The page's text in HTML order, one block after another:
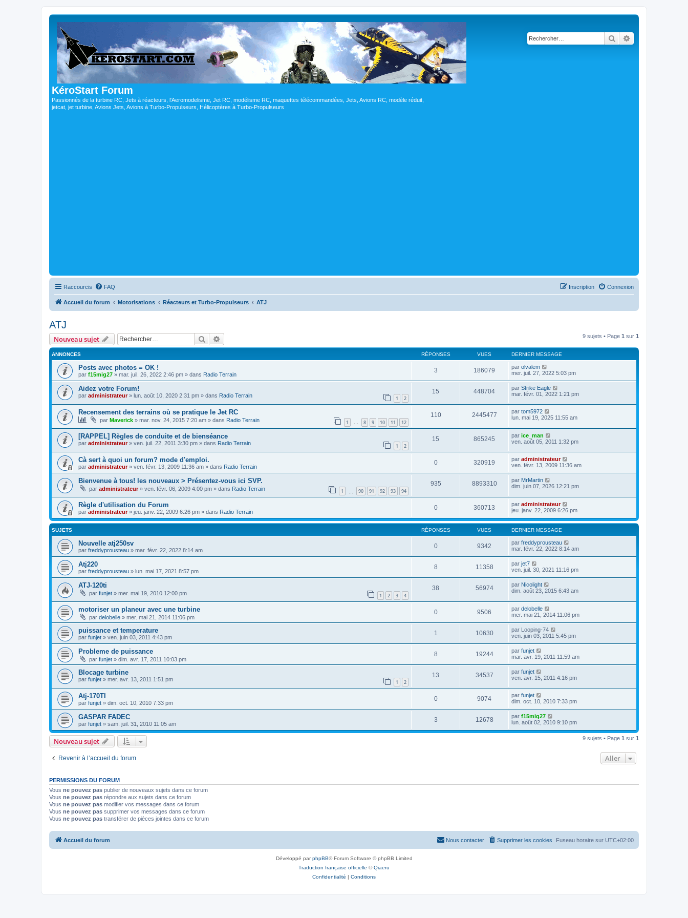
KéroStart Forum
Passionnés de la turbine RC, Jets à réacteurs, l'Aeromodelisme, Jet RC, modélisme RC, maquettes télécommandées, Jets, Avions RC, modèle réduit,
jetcat, jet turbine, Avions Jets, Avions à Turbo-Propulseurs, Hélicoptères à Turbo-Propulseurs
Rechercher
Raccourcis FAQ Connexion
Inscription
Accueil du forum Motorisations Réacteurs et Turbo-Propulseurs ATJ
ATJ
Nouveau sujet Rechercher 9 sujets • Page 1 sur 1
ANNONCES RÉPONSES VUES DERNIER MESSAGE
Posts avec photos = OK !
par f15mig27 » mar. juil. 26, 2022 2:46 pm » dans Radio Terrain
3 186079 par olvalem
mer. juil. 27, 2022 5:03 pm
Aidez votre Forum!
par administrateur» lun. août 10, 2020 2:31 pm » dans Radio Terrain 1 2
15 448704 par Strike Eagle
mar. févr. 01, 2022 1:21 pm
Recensement des terrains où se pratique le Jet RC
par Maverick » mar. nov. 24, 2015 7:20 am » dans Radio Terrain 1 … 8 9 10 11 12
110 2445477 par tom5972
lun. mai 19, 2025 11:55 am
[RAPPEL] Règles de conduite et de bienséance
par administrateur» ven. juil. 22, 2011 3:30 pm » dans Radio Terrain 1 2
15 865245 par ice_man
ven. août 05, 2011 1:32 pm
Cà sert à quoi un forum? mode d'emploi.
par administrateur» ven. févr. 13, 2009 11:36 am » dans Radio Terrain
0 320919 par administrateur
ven. févr. 13, 2009 11:36 am
Bienvenue à tous! les nouveaux > Présentez-vous ici SVP.
par administrateur» ven. févr. 06, 2009 4:00 pm » dans Radio Terrain 1 90 91 92 93 94
935 8893310 par MrMartin
dim. juin 07, 2026 12:21 pm
Règle d'utilisation du Forum
par administrateur» jeu. janv. 22, 2009 6:26 pm » dans Radio Terrain
0 360713 par administrateur
jeu. janv. 22, 2009 6:26 pm
SUJETS RÉPONSES VUES DERNIER MESSAGE
Nouvelle atj250sv
par freddyprousteau » mar. févr. 22, 2022 8:14 am
0 9342 par freddyprousteau
mar. févr. 22, 2022 8:14 am
Atj220
par freddyprousteau » lun. mai 17, 2021 8:57 pm
8 11358 par jet7
ven. juil. 30, 2021 11:16 pm
ATJ-120ti
par funjet » mer. mai 19, 2010 12:00 pm 1 2 3 4
38 56974 par Nicolight
dim. août 23, 2015 6:43 am
motoriser un planeur avec une turbine
par delobelle » mer. mai 21, 2014 11:06 pm
0 9506 par delobelle
mer. mai 21, 2014 11:06 pm
puissance et temperature
par funjet » ven. juin 03, 2011 4:43 pm
1 10630 par Looping-74
ven. juin 03, 2011 5:45 pm
Probleme de puissance
par funjet » dim. avr. 17, 2011 10:03 pm
8 19244 par funjet
mar. avr. 19, 2011 11:59 am
Blocage turbine
par funjet » mer. avr. 13, 2011 1:51 pm 1 2
13 34537 par funjet
ven. avr. 15, 2011 4:16 pm
Atj-170TI
par funjet » dim. oct. 10, 2010 7:33 pm
0 9074 par funjet
dim. oct. 10, 2010 7:33 pm
GASPAR FADEC
par funjet » sam. juil. 31, 2010 11:05 am
3 12678 par f15mig27
lun. août 02, 2010 9:10 pm
Nouveau sujet 9 sujets • Page 1 sur 1
Revenir à l’accueil du forum Aller
PERMISSIONS DU FORUM
Vous ne pouvez pas publier de nouveaux sujets dans ce forum
Vous ne pouvez pas répondre aux sujets dans ce forum
Vous ne pouvez pas modifier vos messages dans ce forum
Vous ne pouvez pas supprimer vos messages dans ce forum
Vous ne pouvez pas transférer de pièces jointes dans ce forum
Accueil du forum Fuseau horaire sur UTC+02:00
Supprimer les cookies
Nous contacter
Développé parphpBB® Forum Software © phpBB Limited
Traduction française officielle ©Qiaeru
Confidentialité | Conditions